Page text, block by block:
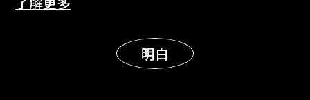
了解更多
明白
展示更多